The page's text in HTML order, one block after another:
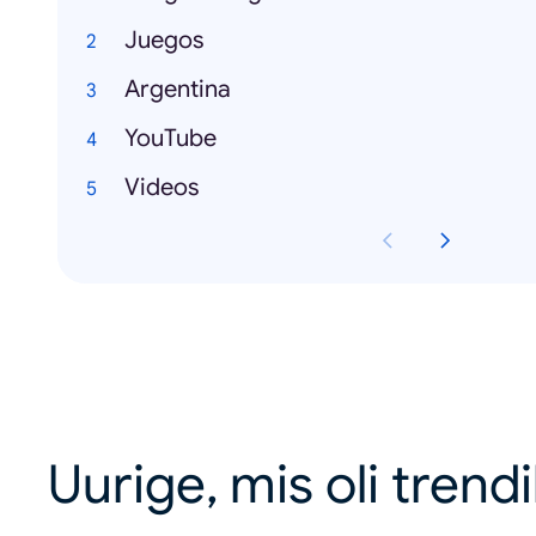
Juegos
Argentina
YouTube
Videos
Uurige, mis oli